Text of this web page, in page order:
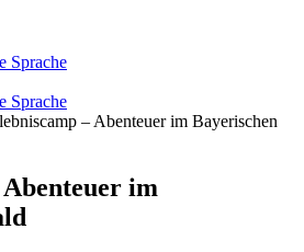
Sprache
Sprache
– Abenteuer im Bayerischen
im